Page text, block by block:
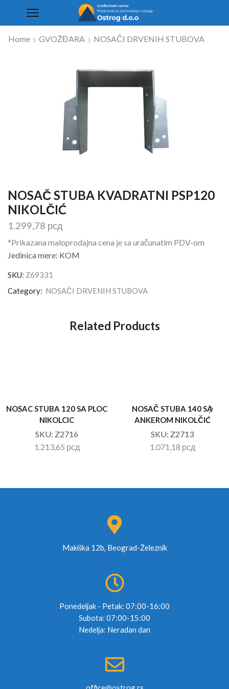
Home GVOŽĐARA NOSAČI DRVENIH STUBOVA
NOSAČ STUBA KVADRATNI PSP120
NIKOLČIĆ
1.299,78 рсд
*Prikazana maloprodajna cena je sa uračunatim PDV-om
Jedinica mere: KOM
SKU: Z69331
Category: NOSAČI DRVENIH STUBOVA
Related Products
NOSAC STUBA 120 SA PLOC
NIKOLCIC
SKU: Z2716
1.213,65 рсд
NOSAČ STUBA 140 SA
ANKEROM NIKOLČIĆ
SKU: Z2713
1.071,18 рсд
Makiška 12b, Beograd-Železnik
Ponedeljak - Petak: 07:00-16:00
Subota: 07:00-15:00
Nedelja: Neradan dan